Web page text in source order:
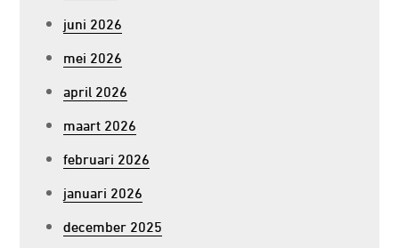
juni 2026
mei 2026
april 2026
maart 2026
februari 2026
januari 2026
december 2025